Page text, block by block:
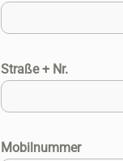
Straße + Nr.
Mobilnummer